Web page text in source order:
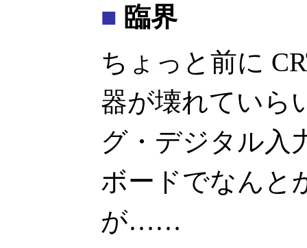
■ 臨界
ちょっと前に
器が壊れていら
グ・デジタル入
ボードでなんと
が……